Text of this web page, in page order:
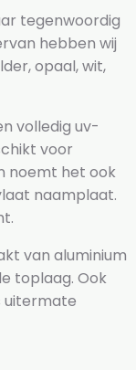
tegenwoordig
hebben wij
opaal, wit,
volledig uv-
voor
noemt het ook
naamplaat.
van aluminium
toplaag. Ook
uitermate